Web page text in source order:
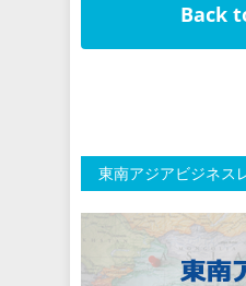
Back
東南アジアビジネス